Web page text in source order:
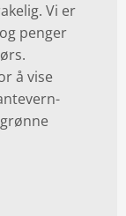
Vi er
penger
å vise